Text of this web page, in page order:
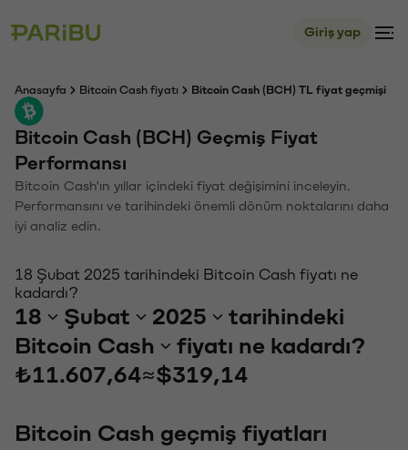
Giriş yap
Anasayfa Bitcoin Cash fiyatı Bitcoin Cash (BCH) TL fiyat geçmişi
Bitcoin Cash (BCH) Geçmiş Fiyat
Performansı
Bitcoin Cash'ın yıllar içindeki fiyat değişimini inceleyin.
Performansını ve tarihindeki önemli dönüm noktalarını daha
iyi analiz edin.
18 Şubat 2025 tarihindeki Bitcoin Cash fiyatı ne
kadardı?
18 Şubat 2025
tarihindeki
Bitcoin Cash
fiyatı ne kadardı?
₺11.607,64≈$319,14
Bitcoin Cash geçmiş fiyatları